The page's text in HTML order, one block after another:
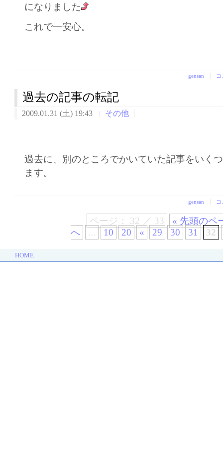
になりました
これで一安心。
gensan
過去の記事の転記
2009.01.31 (土) 19:43 その他
過去に、別のところでかいていた記事をいく
ます。
gensan
ページ： 32 ／ 33
« 先頭のペ
へ
... 10 20 « 29 30 31 32
HOME